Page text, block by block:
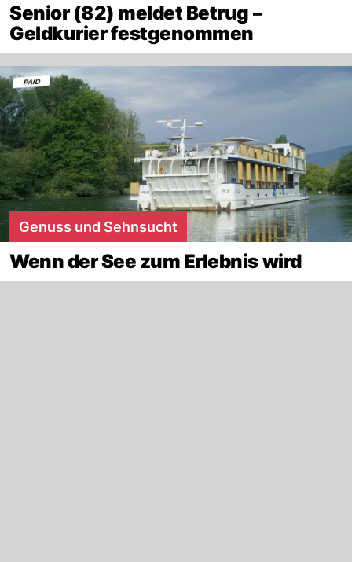
Senior (82) meldet Betrug –
Geldkurier festgenommen
Genuss und Sehnsucht
Wenn der See zum Erlebnis wird